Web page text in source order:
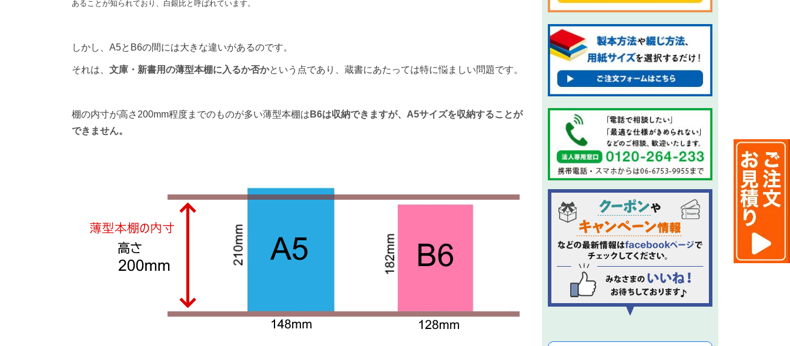
あることが知られており、白銀比と呼ばれています。
しかし、A5とB6の間には大きな違いがあるのです。
それは、 文庫・新書用の薄型本棚に入るか否かという点であり、蔵書にあたっては特に悩ましい問題です。
棚の内寸が高さ200mm程度までのものが多い薄型本棚は B6は収納できますが、A5サイズを収納することが
できません。